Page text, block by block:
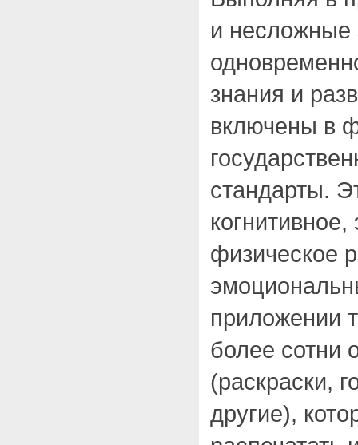
и несложные
знания и
включены в
стандарты.
когнитивное,
физическое
приложении
более сотни
(раскраски,
другие),